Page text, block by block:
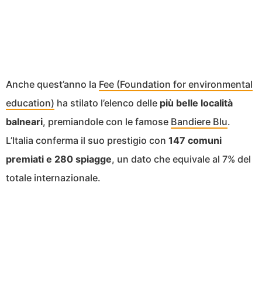
Anche quest’anno la Fee (Foundation for environmental
education) ha stilato l’elenco delle più belle località
balneari, premiandole con le famose Bandiere Blu.
L’Italia conferma il suo prestigio con 147 comuni
premiati e 280 spiagge, un dato che equivale al 7% del
totale internazionale.